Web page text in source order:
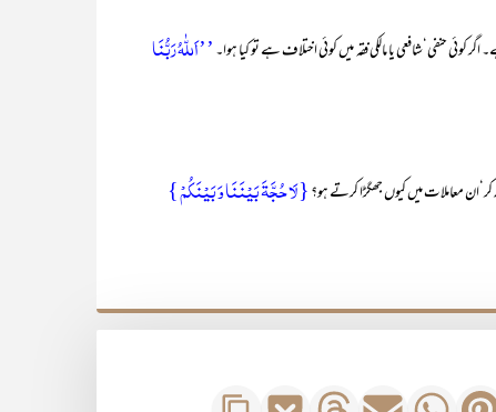
حنفی‘شافعی یا مالکی فقہ میں کوئی اختلاف ہے تو کیا ہوا۔’’اَللّٰہُ رَبُّنَا
کر‘ان معاملات میں کیوں جھگڑا کرتے ہو؟{لَا حُجَّۃَ بَیۡنَنَا وَ بَیۡنَکُمۡ }